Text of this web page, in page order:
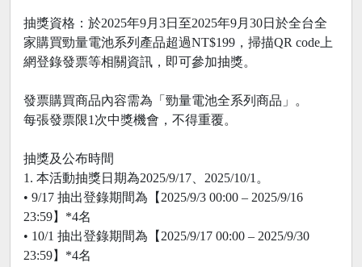
抽獎資格：於2025年9月3日至2025年9月30日於全台全
家購買勁量電池系列產品超過NT$199，掃描QR code上
網登錄發票等相關資訊，即可參加抽獎。
發票購買商品內容需為「勁量電池全系列商品」。
每張發票限1次中獎機會，不得重覆。
抽獎及公布時間
1. 本活動抽獎日期為2025/9/17、2025/10/1。
• 9/17 抽出登錄期間為【2025/9/3 00:00 – 2025/9/16
23:59】*4名
• 10/1 抽出登錄期間為【2025/9/17 00:00 – 2025/9/30
23:59】*4名